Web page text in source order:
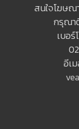
สนใจโฆษณ
กรุณา
เบอ
อีเ